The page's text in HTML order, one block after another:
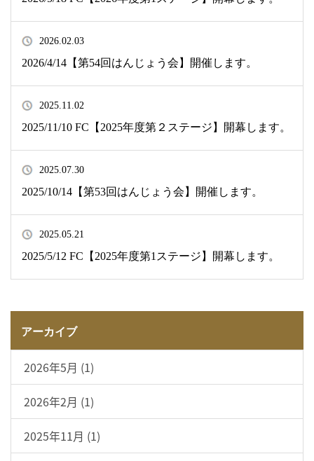
2026.02.03
2026/4/14【第54回はんじょう会】開催します。
2025.11.02
2025/11/10 FC【2025年度第２ステージ】開幕します。
2025.07.30
2025/10/14【第53回はんじょう会】開催します。
2025.05.21
2025/5/12 FC【2025年度第1ステージ】開幕します。
アーカイブ
2026年5月 (1)
2026年2月 (1)
2025年11月 (1)